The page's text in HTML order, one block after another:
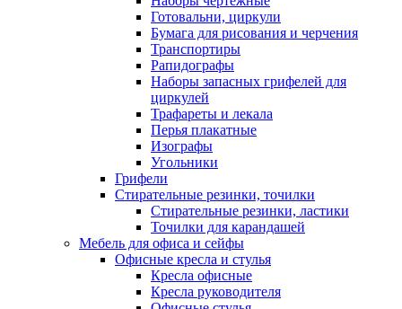
Готовальни, циркули
Бумага для рисования и черчения
Транспортиры
Рапидографы
Наборы запасных грифелей для
циркулей
Трафареты и лекала
Перья плакатные
Изографы
Угольники
Грифели
Стирательные резинки, точилки
Стирательные резинки, ластики
Точилки для карандашей
Мебель для офиса и сейфы
Офисные кресла и стулья
Кресла офисные
Кресла руководителя